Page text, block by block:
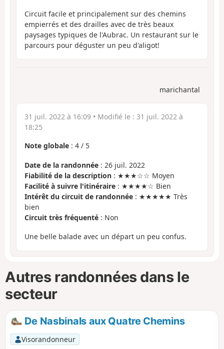
Circuit facile et principalement sur des chemins
empierrés et des drailles avec de très beaux
paysages typiques de l'Aubrac. Un restaurant sur le
parcours pour déguster un peu d'aligot!
marichantal
31 juil. 2022 à 16:09 • Modifié le : 31 juil. 2022 à
18:25
Note globale : 4 / 5
Date de la randonnée : 26 juil. 2022
Fiabilité de la description : ★★★☆☆ Moyen
Facilité à suivre l'itinéraire : ★★★★☆ Bien
Intérêt du circuit de randonnée : ★★★★★ Très
bien
Circuit très fréquenté : Non
Une belle balade avec un départ un peu confus.
Autres randonnées dans le
secteur
De Nasbinals aux Quatre Chemins
Visorandonneur